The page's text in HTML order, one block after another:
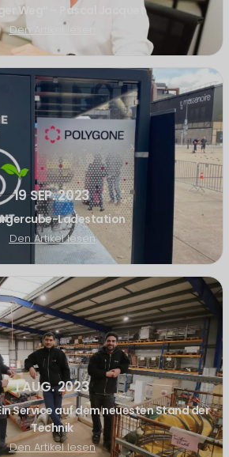
Weg“ – Pascal Jacquet
Den Artikel lesen
19 SEP. 2023
Ladestation
Den Artikel lesen
1 AUG. 2023
Service auf dem neuesten Stand der
Technik
Den Artikel lesen